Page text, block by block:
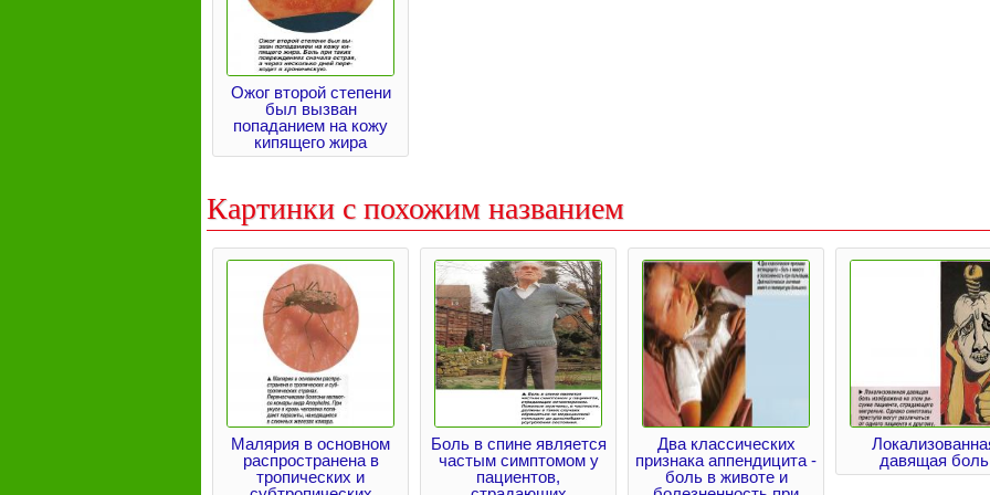
Ожог второй степени
был вызван
попаданием на кожу
кипящего жира
Картинки с похожим названием
Малярия в основном
распространена в
тропических и
Боль в спине является
частым симптомом у
пациентов,
Два классических
признака аппендицита -
боль в животе и
давящая боль